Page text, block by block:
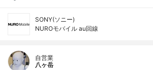
SONY(ソニー)
NUROモバイル au回線
自営業
八ヶ岳